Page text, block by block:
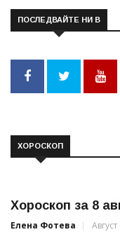
ПОСЛЕДВАЙТЕ НИ В
ХОРОСКОП
Хороскоп за 8
Елена Фотева